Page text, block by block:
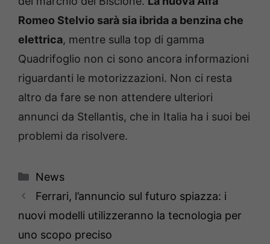
Romeo Stelvio sarà sia ibrida a benzina che
elettrica, mentre sulla top di gamma
Quadrifoglio non ci sono ancora informazioni
riguardanti le motorizzazioni. Non ci resta
altro da fare se non attendere ulteriori
annunci da Stellantis, che in Italia ha i suoi bei
problemi da risolvere.
Categorie
News
Ferrari, l’annuncio sul futuro spiazza: i
nuovi modelli utilizzeranno la tecnologia per
uno scopo preciso